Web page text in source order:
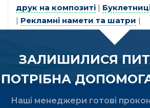
друк на композиті |
| Рекламні намети та шатри |
ЗАЛИШИЛИСЯ
ПОТРІБНА
Наші менеджери готові